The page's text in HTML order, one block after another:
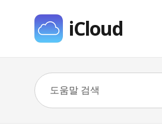
iCloud